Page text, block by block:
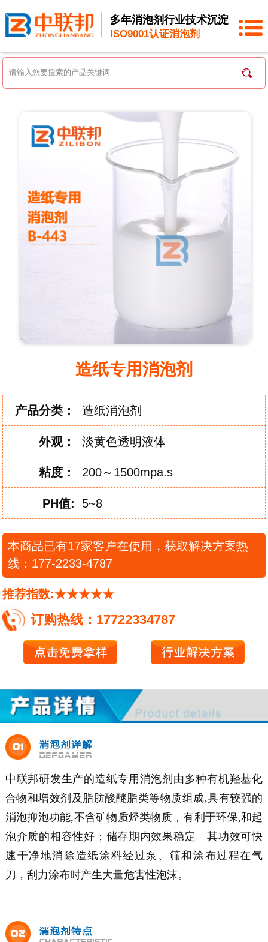
多年消泡剂行业技术沉淀
ISO9001认证消泡剂
造纸专用消泡剂
产品分类： 造纸消泡剂
外观： 淡黄色透明液体
粘度： 200～1500mpa.s
PH值: 5~8
本商品已有17家客户在使用，获取解决方案热
线：177-2233-4787
推荐指数:★★★★★
订购热线：17722334787
中联邦研发生产的造纸专用消泡剂由多种有机羟基化
合物和增效剂及脂肪酸醚脂类等物质组成,具有较强的
消泡抑泡功能,不含矿物质烃类物质，有利于环保,和起
泡介质的相容性好；储存期内效果稳定。其功效可快
速干净地消除造纸涂料经过泵、筛和涂布过程在气
刀，刮力涂布时产生大量危害性泡沫。